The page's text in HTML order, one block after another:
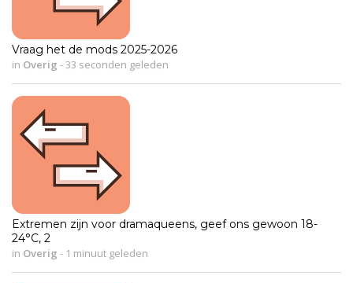
Vraag het de mods 2025-2026
in Overig - 33 seconden geleden
Extremen zijn voor dramaqueens, geef ons gewoon 18-
24°C, 2
in Overig - 1 minuut geleden